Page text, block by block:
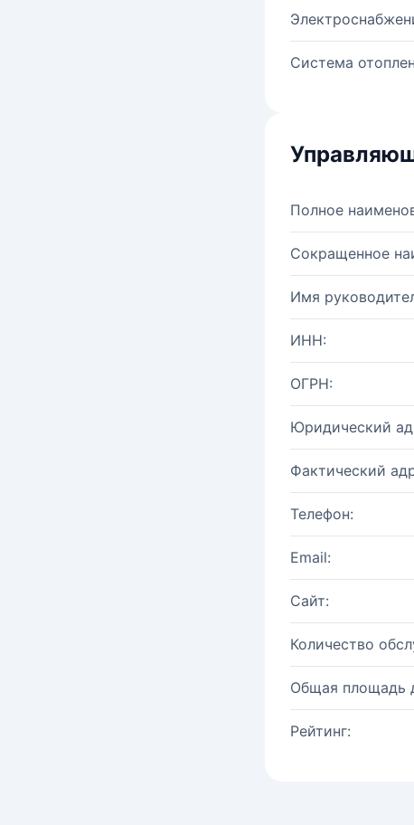
Система
Полное
Сокращенное
Имя
ИНН:
ОГРН:
Юридический
Фактический
Телефон:
Email:
Сайт:
Количество
Общая площадь
Рейтинг: